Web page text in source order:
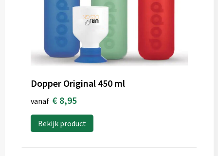
Dopper Original 450 ml
vanaf € 8,95
Bekijk product